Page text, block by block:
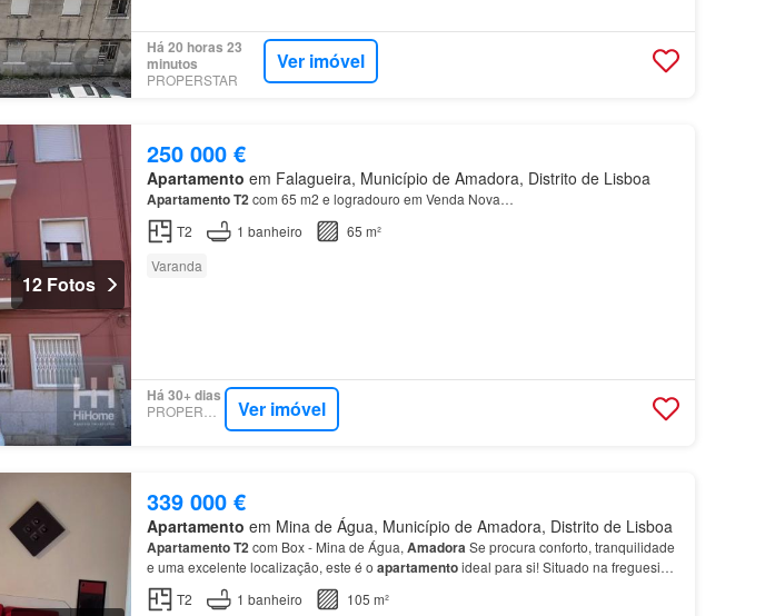
Há 20 horas 23
minutos
PROPERSTAR
Ver imóvel
12 Fotos
250 000 €
Apartamento em Falagueira, Município de Amadora, Distrito de Lisboa
ApartamentoT2com 65 m2 e logradouro em Venda Nova…
T2
1 banheiro
65 m²
Varanda
Há 30+ dias
Ver imóvel
339 000 €
Apartamento em Mina de Água, Município de Amadora, Distrito de Lisboa
ApartamentoT2com Box - Mina de Água, AmadoraSe procura conforto, tranquilidade
e uma excelente localização, este é o apartamentoideal para si! Situado na freguesia
da Mina de Água, no
concelhoda
T2 1 banheiro
105 m²